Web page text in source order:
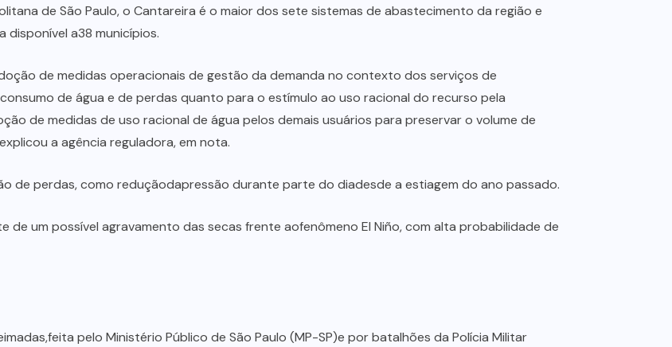
de São Paulo, o Cantareira é o maior dos sete sistemas de abastecimento da região e
a38 municípios.
de medidas operacionais de gestão da demanda no contexto dos serviços de
de água e de perdas quanto para o estímulo ao uso racional do recurso pela
de medidas de uso racional de água pelos demais usuários para preservar o volume de
a agência reguladora, em nota.
de perdas, como reduçãodapressão durante parte do diadesde a estiagem do ano passado.
um possível agravamento das secas frente aofenômeno El Niño, com alta probabilidade de
pelo Ministério Público de São Paulo (MP-SP)e por batalhões da Polícia Militar